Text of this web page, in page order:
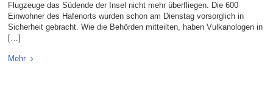
Flugzeuge das Südende der Insel nicht mehr überfliegen. Die 600
Einwohner des Hafenorts wurden schon am Dienstag vorsorglich in
Sicherheit gebracht. Wie die Behörden mitteilten, haben Vulkanologen in
[…]
Mehr